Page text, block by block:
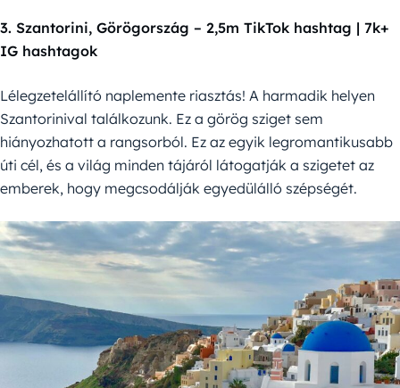
3. Szantorini, Görögország – 2,5m TikTok hashtag | 7k+
IG hashtagok
Lélegzetelállító naplemente riasztás! A harmadik helyen
Szantorinival találkozunk. Ez a görög sziget sem
hiányozhatott a rangsorból. Ez az egyik legromantikusabb
úti cél, és a világ minden tájáról látogatják a szigetet az
emberek, hogy megcsodálják egyedülálló szépségét.